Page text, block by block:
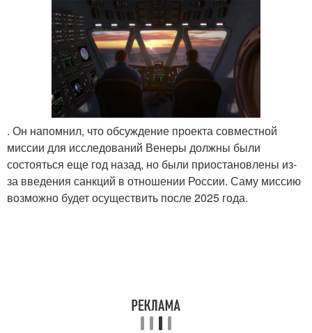
. Он напомнил, что обсуждение проекта совместной
миссии для исследований Венеры должны были
состояться еще год назад, но были приостановлены из-
за введения санкций в отношении России. Саму миссию
возможно будет осуществить после 2025 года.